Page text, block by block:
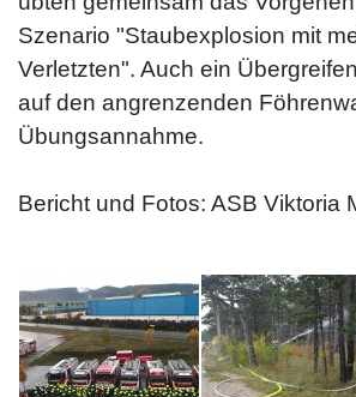
Szenario "Staubexplosion mit
Verletzten". Auch ein
auf den angrenzenden
Übungsannahme.
Bericht und Fotos: ASB Viktoria